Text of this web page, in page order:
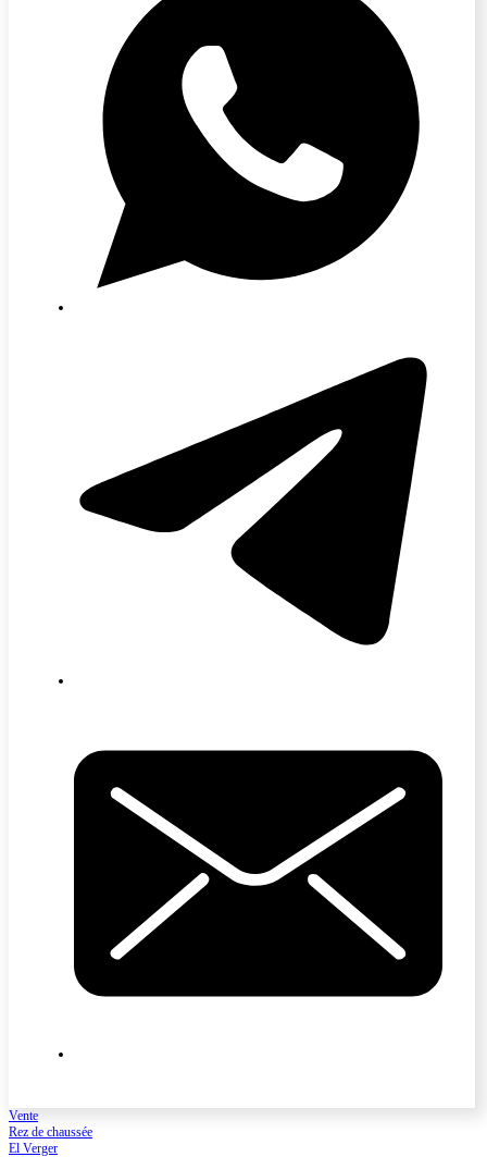
Vente
Rez de chaussée
El Verger